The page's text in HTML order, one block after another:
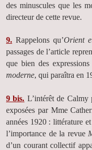
des minuscules que les
directeur de cette revue.
9. Rappelons qu’Orient
passages de l’article
que bien des
moderne, qui paraîtra en
9 bis. L’intérêt de Calmy
exposées par Mme
années 1920 : littérature
l’importance de la revue
d’un courant collectif